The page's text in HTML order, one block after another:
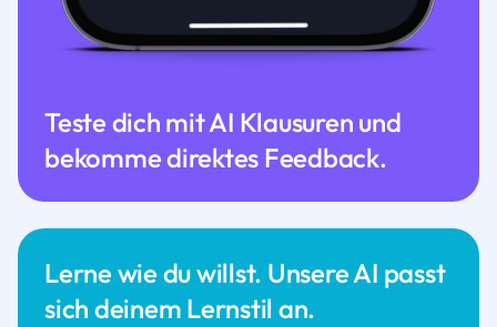
Lerne wie du willst. Unsere AI passt
sich deinem Lernstil an.
Teste dich mit AI Klausuren und
bekomme direktes Feedback.